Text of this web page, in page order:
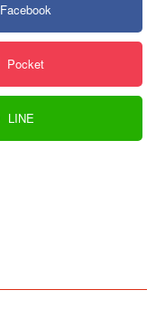
Facebook
Pocket
LINE